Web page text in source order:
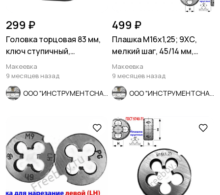
299 ₽
Головка торцовая 83 мм,
ключ ступичный,
трубчатый, 8-гр, СССР.
Макеевка
9 месяцев назад
499 ₽
Плашка М16х1,25; 9ХС,
мелкий шаг, 45/14 мм,
ГОСТ 7740-71.
Макеевка
9 месяцев назад